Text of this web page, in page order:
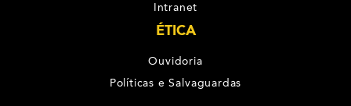
Intranet
ÉTICA
Ouvidoria
Políticas e Salvaguardas